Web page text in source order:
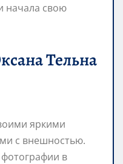
начала свою
Тельна
яркими
с внешностью.
в